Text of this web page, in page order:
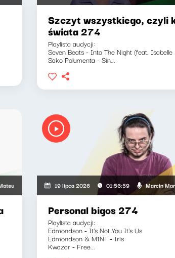
Szczyt wszystkiego, czyli
świata 274
Playlista audycji:
Seven Beats - Into The Night (feat. Isabelle
Sako Polumenta - Sin...
Andruszkiewicz, Marcin Mann, Zuzanna Iłenda
19 lipca 2026 01:56:59 Marcin
Personal bigos 274
Playlista audycji:
Edmondson - It's Not You It's Us
Edmondson & M1NT - Iris
Kwazar - Free...